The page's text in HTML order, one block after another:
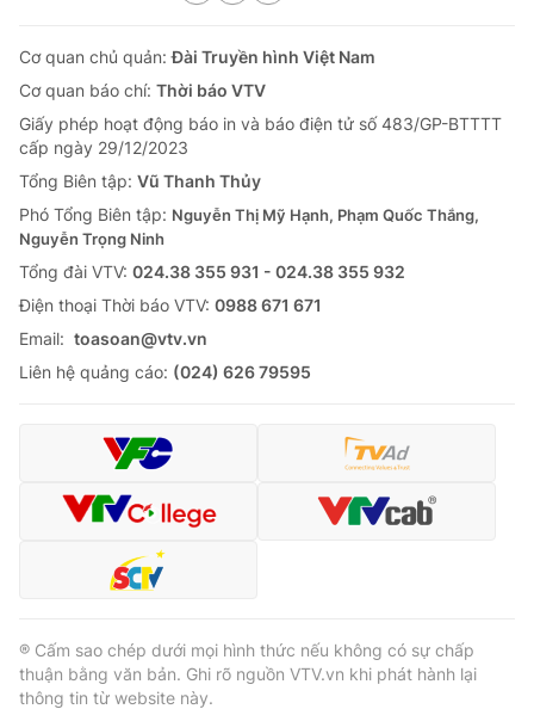
Cơ quan chủ quản:Đài Truyền hình Việt Nam
Cơ quan báo chí: Thời báo VTV
Giấy phép hoạt động báo in và báo điện tử số 483/GP-BTTTT
cấp ngày 29/12/2023
Tổng Biên tập: Vũ Thanh Thủy
Phó Tổng Biên tập: Nguyễn Thị Mỹ Hạnh, Phạm Quốc Thắng,
Nguyễn Trọng Ninh
Tổng đài VTV: 024.38 355 931 - 024.38 355 932
Ðiện thoại Thời báo VTV: 0988 671 671
Email: toasoan@vtv.vn
Liên hệ quảng cáo: (024) 626 79595
® Cấm sao chép dưới mọi hình thức nếu không có sự chấp
thuận bằng văn bản. Ghi rõ nguồn VTV.vn khi phát hành lại
thông tin từ website này.